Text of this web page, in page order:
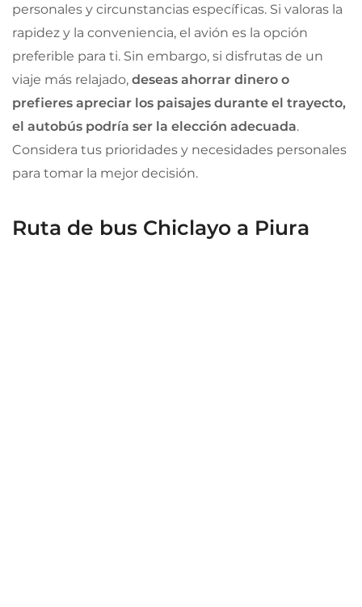
personales y circunstancias específicas. Si valoras la
rapidez y la conveniencia, el avión es la opción
preferible para ti. Sin embargo, si disfrutas de un
viaje más relajado, deseas ahorrar dinero o
prefieres apreciar los paisajes durante el trayecto,
el autobús podría ser la elección adecuada.
Considera tus prioridades y necesidades personales
para tomar la mejor decisión.
Ruta de bus Chiclayo a Piura